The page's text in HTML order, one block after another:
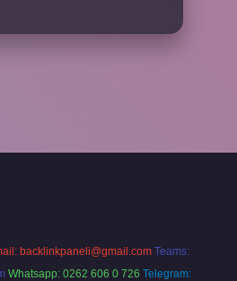
backlinkpaneli@gmail.com Teams:
Whatsapp: 0262 606 0 726 Telegram: